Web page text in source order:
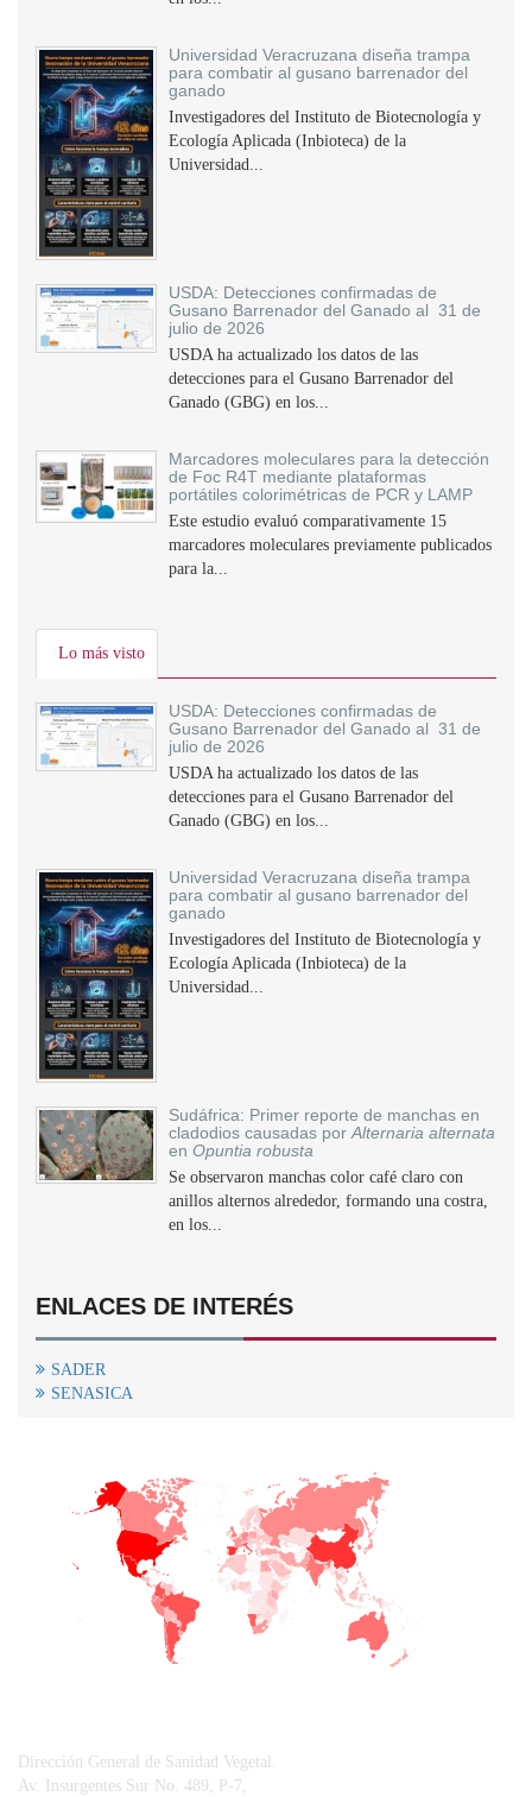
Universidad Veracruzana diseña trampa
para combatir al gusano barrenador del
ganado
Investigadores del Instituto de Biotecnología y
Ecología Aplicada (Inbioteca) de la
Universidad...
USDA: Detecciones confirmadas de
Gusano Barrenador del Ganado al 31 de
julio de 2026
USDA ha actualizado los datos de las
detecciones para el Gusano Barrenador del
Ganado (GBG) en los...
Marcadores moleculares para la detección
de Foc R4T mediante plataformas
portátiles colorimétricas de PCR y LAMP
Este estudio evaluó comparativamente 15
marcadores moleculares previamente publicados
para la...
Lo más visto
USDA: Detecciones confirmadas de
Gusano Barrenador del Ganado al 31 de
julio de 2026
USDA ha actualizado los datos de las
detecciones para el Gusano Barrenador del
Ganado (GBG) en los...
Universidad Veracruzana diseña trampa
para combatir al gusano barrenador del
ganado
Investigadores del Instituto de Biotecnología y
Ecología Aplicada (Inbioteca) de la
Universidad...
Sudáfrica: Primer reporte de manchas en
cladodios causadas por Alternaria alternata
en Opuntia robusta
Se observaron manchas color café claro con
anillos alternos alrededor, formando una costra,
en los...
ENLACES DE INTERÉS
SADER
SENASICA
Dirección General de Sanidad Vegetal.
Av. Insurgentes Sur No. 489, P-7,